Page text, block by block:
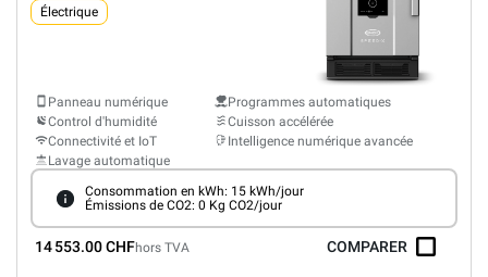
Électrique
Panneau numérique
Control d'humidité
Connectivité et IoT
Lavage automatique
Programmes automatiques
Cuisson accélérée
Intelligence numérique avancée
Consommation en kWh: 15 kWh/jour
Émissions de CO2: 0 Kg CO2/jour
14 553.00 CHFhors TVA COMPARER